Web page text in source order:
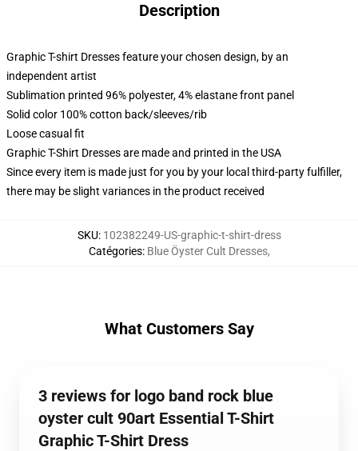
Description
Graphic T-shirt Dresses feature your chosen design, by an
independent artist
Sublimation printed 96% polyester, 4% elastane front panel
Solid color 100% cotton back/sleeves/rib
Loose casual fit
Graphic T-Shirt Dresses are made and printed in the USA
Since every item is made just for you by your local third-party fulfiller,
there may be slight variances in the product received
SKU: 102382249-US-graphic-t-shirt-dress
Catégories: Blue Öyster Cult Dresses,
What Customers Say
3 reviews for logo band rock blue
oyster cult 90art Essential T-Shirt
Graphic T-Shirt Dress